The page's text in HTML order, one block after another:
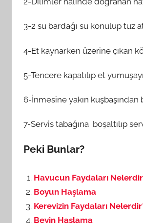
3-2 su bardağı su konulup tuz
4-Et kaynarken üzerine çıkan
5-Tencere kapatılıp et
6-İnmesine yakın
7-Servis tabağına boşaltılıp
Peki Bunlar?
Havucun Faydaları
Boyun Haşlama
Kerevizin Faydaları
Beyin Haşlama